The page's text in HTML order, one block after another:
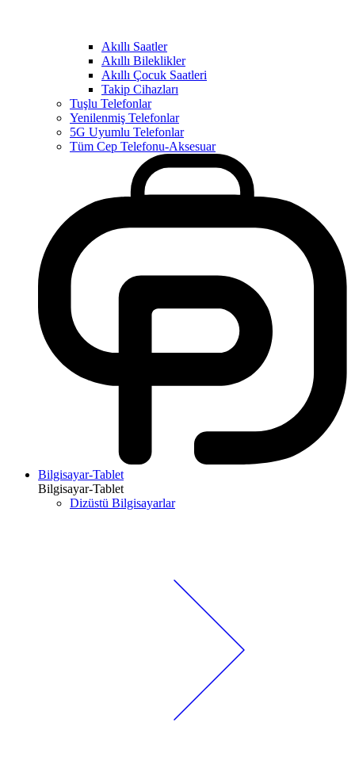
Akıllı Saatler
Akıllı Bileklikler
Akıllı Çocuk Saatleri
Takip Cihazları
Tuşlu Telefonlar
Yenilenmiş Telefonlar
5G Uyumlu Telefonlar
Tüm Cep Telefonu-Aksesuar
Bilgisayar-Tablet
Bilgisayar-Tablet
Dizüstü Bilgisayarlar